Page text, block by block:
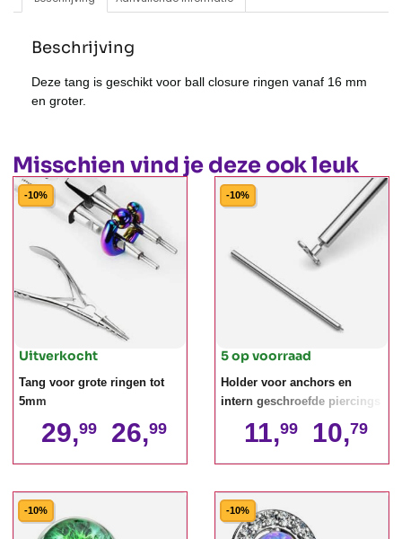
Beschrijving
Deze tang is geschikt voor ball closure ringen vanaf 16 mm
en groter.
Misschien vind je deze ook leuk
-10%
Uitverkocht
Tang voor grote ringen tot
5mm
29,99 26,99
-10%
5 op voorraad
Holder voor anchors en
intern geschroefde piercings
11,99 10,79
-10% -10%